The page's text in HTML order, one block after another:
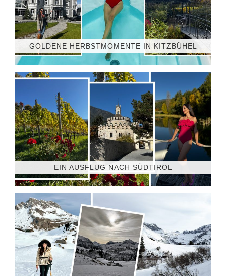
GOLDENE HERBSTMOMENTE IN KITZBÜHEL
EIN AUSFLUG NACH SÜDTIROL